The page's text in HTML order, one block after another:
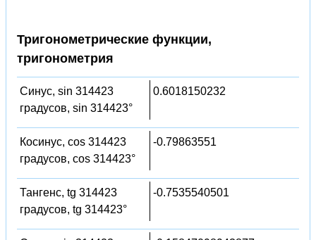
Тригонометрические функции,
тригонометрия
Синус, sin 314423
градусов, sin 314423°
0.6018150232
Косинус, cos 314423
градусов, cos 314423°
-0.79863551
Тангенс, tg 314423
градусов, tg 314423°
-0.7535540501